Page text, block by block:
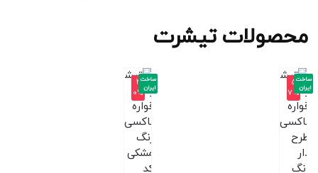
محصولات تیشرت
-5
7%
ساخت
ایران
-4
0%
ساخت
ایران